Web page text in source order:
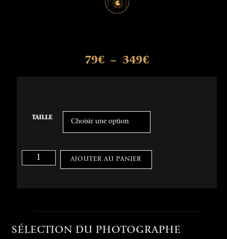
79€ – 349€
TAILLE
AJOUTER AU PANIER
SÉLECTION DU PHOTOGRAPHE